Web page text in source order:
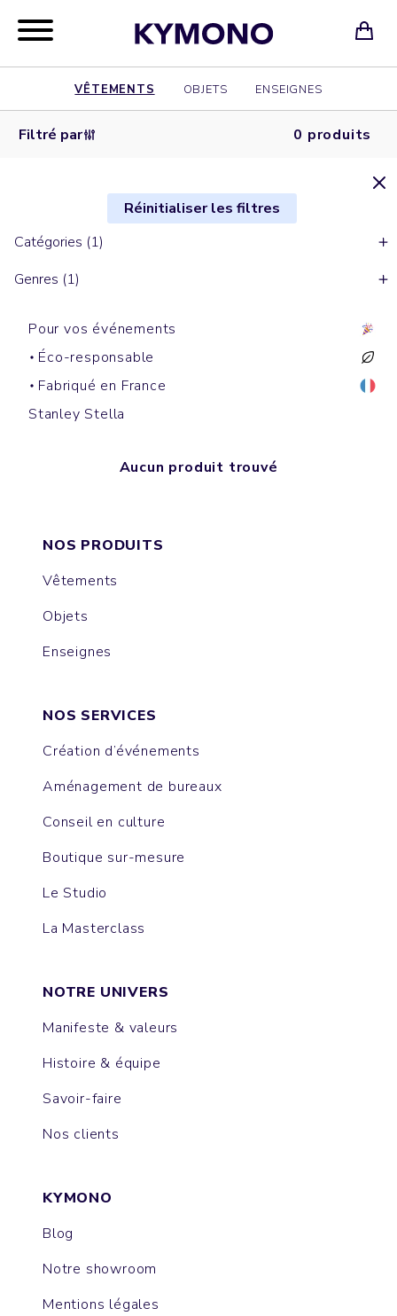
VÊTEMENTS OBJETS ENSEIGNES
Filtré par 0 produits
Réinitialiser les filtres
Catégories (1)
Genres (1)
Pour vos événements
Éco-responsable
Fabriqué en France
Stanley Stella
Aucun produit trouvé
NOS PRODUITS
Vêtements
Objets
Enseignes
NOS SERVICES
Création d’événements
Aménagement de bureaux
Conseil en culture
Boutique sur-mesure
Le Studio
La Masterclass
NOTRE UNIVERS
Manifeste & valeurs
Histoire & équipe
Savoir-faire
Nos clients
KYMONO
Blog
Notre showroom
Mentions légales